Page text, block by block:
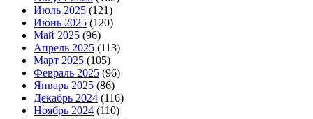
Июль 2025 (121)
Июнь 2025 (120)
Май 2025 (96)
Апрель 2025 (113)
Март 2025 (105)
Февраль 2025 (96)
Январь 2025 (86)
Декабрь 2024 (116)
Ноябрь 2024 (110)